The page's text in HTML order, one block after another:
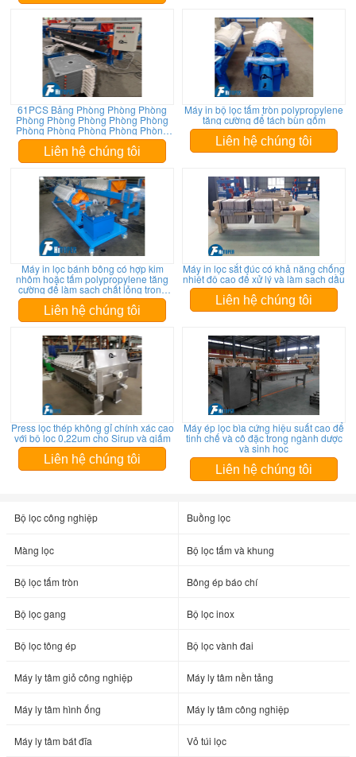
61PCS Bảng Phòng Phòng Phòng
Phòng Phòng Phòng Phòng Phòng
Phòng Phòng Phòng Phòng Phòng
Phòng Phòng Phòng Phòng Phòng
Phòng
Liên hệ chúng tôi
Máy in bộ lọc tấm tròn polypropylene
tăng cường để tách bùn gốm
Liên hệ chúng tôi
Máy in lọc bánh bông có hợp kim
nhôm hoặc tấm polypropylene tăng
cường để làm sạch chất lỏng trong
các ngành công nghiệp khác nhau
Liên hệ chúng tôi
Máy in lọc sắt đúc có khả năng chống
nhiệt độ cao để xử lý và làm sạch dầu
Liên hệ chúng tôi
Press lọc thép không gỉ chính xác cao
với bộ lọc 0,22um cho Sirup và giấm
Liên hệ chúng tôi
Máy ép lọc bìa cứng hiệu suất cao để
tinh chế và cô đặc trong ngành dược
và sinh học
Liên hệ chúng tôi
Bộ lọc công nghiệp Buồng lọc
Màng lọc Bộ lọc tấm và khung
Bộ lọc tấm tròn Bông ép báo chí
Bộ lọc gang Bộ lọc inox
Bộ lọc tông ép Bộ lọc vành đai
Máy ly tâm giỏ công nghiệp Máy ly tâm nền tảng
Máy ly tâm hình ống Máy ly tâm công nghiệp
Máy ly tâm bát đĩa Vỏ túi lọc